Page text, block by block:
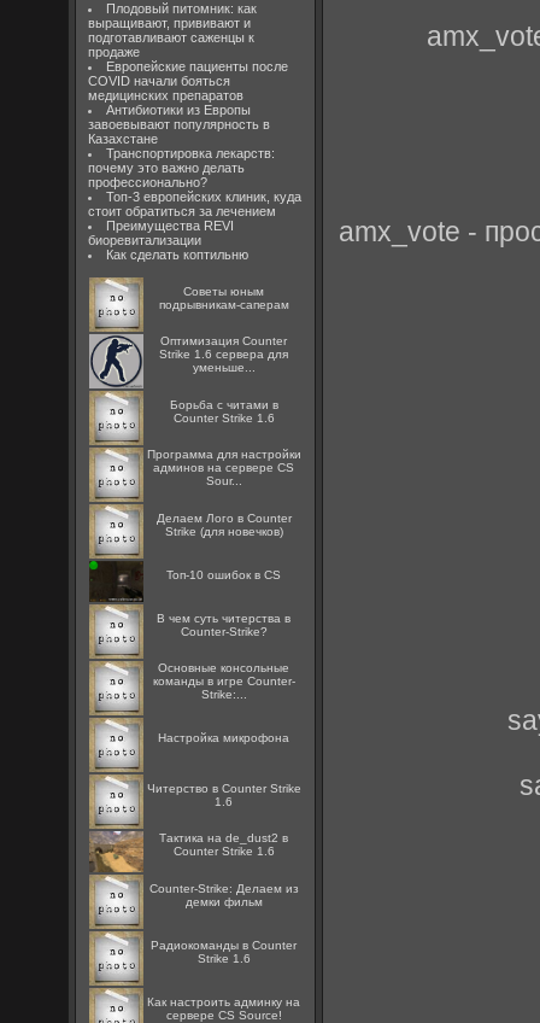
Плодовый питомник: как
выращивают, прививают и
подготавливают саженцы к
продаже
Европейские пациенты после
COVID начали бояться
медицинских препаратов
Антибиотики из Европы
завоевывают популярность в
Казахстане
Транспортировка лекарств:
почему это важно делать
профессионально?
Топ-3 европейских клиник, куда
стоит обратиться за лечением
Преимущества REVI
биоревитализации
Как сделать коптильню
Советы юным
подрывникам-саперам
Оптимизация Counter
Strike 1.6 сервера для
уменьше...
Борьба с читами в
Counter Strike 1.6
Программа для настройки
админов на сервере CS
Sour...
Делаем Лого в Counter
Strike (для новечков)
Топ-10 ошибок в CS
В чем суть читерства в
Counter-Strike?
Основные консольные
команды в игре Counter-
Strike:...
Настройка микрофона
Читерство в Counter Strike
1.6
Тактика на de_dust2 в
Counter Strike 1.6
Counter-Strike: Делаем из
демки фильм
Радиокоманды в Counter
Strike 1.6
Как настроить админку на
сервере CS Source!
amx_vote -